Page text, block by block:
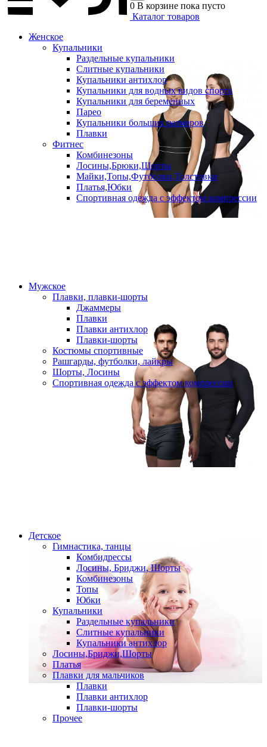
0 В корзине пока пусто
Каталог товаров
Женское
Купальники
Раздельные купальники
Слитные купальники
Купальники антихлор
Купальники для водных видов спорта
Купальники для беременных
Парео
Купальники больших размеров
Плавки
Фитнес
Комбинезоны
Лосины,Брюки,Шорты
Майки,Топы,Футболки,Толстовки
Платья,Юбки
Спортивная одежда с эффектом компрессии
Мужское
Плавки, плавки-шорты
Джаммеры
Плавки
Плавки антихлор
Плавки-шорты
Костюмы спортивные
Рашгарды, футболки, лайкры
Шорты, Лосины
Спортивная одежда с эффектом компрессии
Детское
Гимнастика, танцы
Комбидрессы
Лосины, Бриджи, Шорты
Комбинезоны
Топы
Юбки
Купальники
Раздельные купальники
Слитные купальники
Купальники антихлор
Лосины,Бриджи,Шорты
Платья
Плавки для мальчиков
Плавки
Плавки антихлор
Плавки-шорты
Прочее